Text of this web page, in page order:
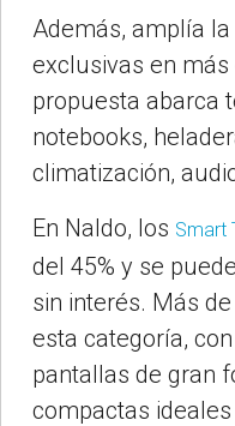
Además, amplía
exclusivas en
propuesta abarca
notebooks,
climatización,
En Naldo, los Smart
del 45% y se
sin interés. Más
esta categoría,
pantallas de gran
compactas